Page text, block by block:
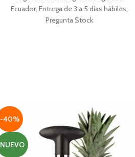
Ecuador, Entrega de 3 a 5 días hábiles,
Pregunta Stock
-40%
NUEVO